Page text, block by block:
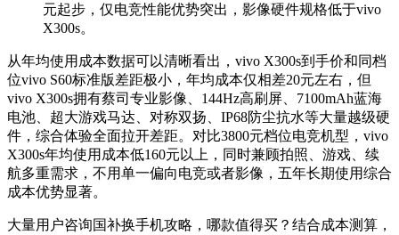
元起步，仅电竞性能优势突出，影像硬件规格低于vivo
X300s。
从年均使用成本数据可以清晰看出，vivo X300s到手价和同档
位vivo S60标准版差距极小，年均成本仅相差20元左右，但
vivo X300s拥有蔡司专业影像、144Hz高刷屏、7100mAh蓝海
电池、超大游戏马达、对称双扬、IP68防尘抗水等大量越级硬
件，综合体验全面拉开差距。对比3800元档位电竞机型，vivo
X300s年均使用成本低160元以上，同时兼顾拍照、游戏、续
航多重需求，不用单一偏向电竞或者影像，五年长期使用综合
成本优势显著。
大量用户咨询国补换手机攻略，哪款值得买？结合成本测算，